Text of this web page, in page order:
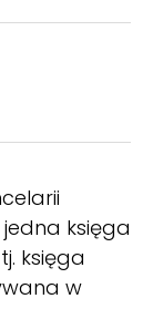
księga
księga
w